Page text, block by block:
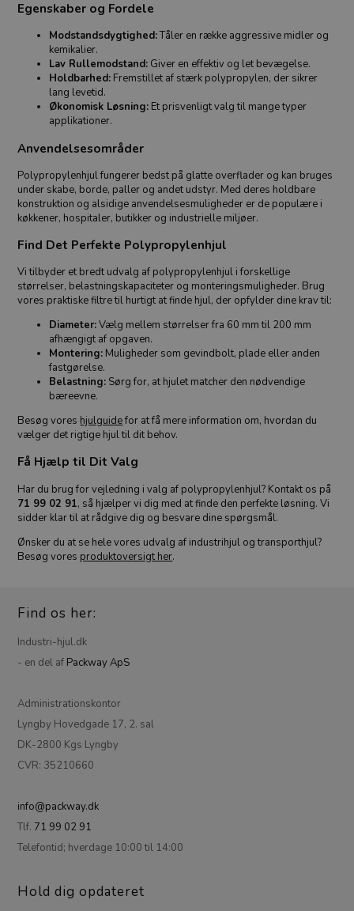
Egenskaber og Fordele
Modstandsdygtighed:Tåler en række aggressive midler og
kemikalier.
Lav Rullemodstand: Giver en effektiv og let bevægelse.
Holdbarhed: Fremstillet af stærk polypropylen, der sikrer
lang levetid.
Økonomisk Løsning: Et prisvenligt valg til mange typer
applikationer.
Anvendelsesområder
Polypropylenhjul fungerer bedst på glatte overflader og kan bruges
under skabe, borde, paller og andet udstyr. Med deres holdbare
konstruktion og alsidige anvendelsesmuligheder er de populære i
køkkener, hospitaler, butikker og industrielle miljøer.
Find Det Perfekte Polypropylenhjul
Vi tilbyder et bredt udvalg af polypropylenhjul i forskellige
størrelser, belastningskapaciteter og monteringsmuligheder. Brug
vores praktiske filtre til hurtigt at finde hjul, der opfylder dine krav til:
Diameter:Vælg mellem størrelser fra 60 mm til 200 mm
afhængigt af opgaven.
Montering: Muligheder som gevindbolt, plade eller anden
fastgørelse.
Belastning: Sørg for, at hjulet matcher den nødvendige
bæreevne.
Besøg vores hjulguidefor at få mere information om, hvordan du
vælger det rigtige hjul til dit behov.
Få Hjælp til Dit Valg
Har du brug for vejledning i valg af polypropylenhjul? Kontakt os på
71 99 02 91, så hjælper vi dig med at finde den perfekte løsning. Vi
sidder klar til at rådgive dig og besvare dine spørgsmål.
Ønsker du at se hele vores udvalg af industrihjul og transporthjul?
Besøg vores produktoversigt her.
Find os her:
Industri-hjul.dk
- en del af Packway ApS
Administrationskontor
Lyngby Hovedgade 17, 2. sal
DK-2800 Kgs Lyngby
CVR: 35210660
info@packway.dk
Tlf. 71 99 02 91
Telefontid; hverdage 10:00 til 14:00
Hold dig opdateret